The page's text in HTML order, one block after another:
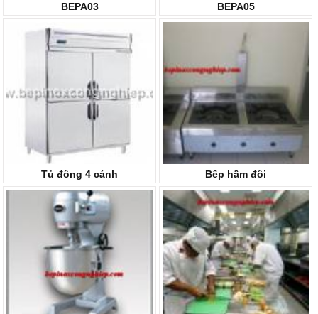
BEPA03 BEPA05
Tủ đông 4 cánh Bếp hầm đôi